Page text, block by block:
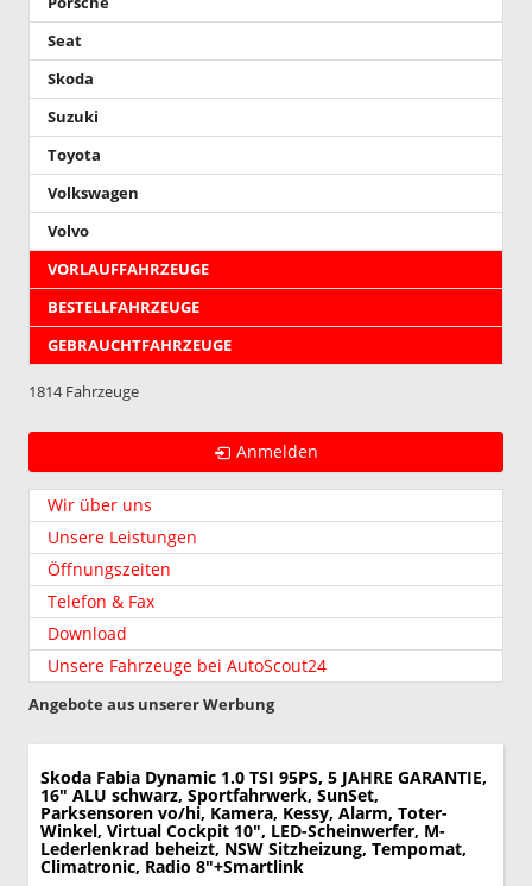
Seat
Skoda
Suzuki
Toyota
Volkswagen
Volvo
VORLAUFFAHRZEUGE
BESTELLFAHRZEUGE
GEBRAUCHTFAHRZEUGE
1814 Fahrzeuge
Anmelden
Wir über uns
Unsere Leistungen
Öffnungszeiten
Telefon & Fax
Download
Unsere Fahrzeuge bei AutoScout24
Angebote aus unserer Werbung
Skoda Fabia Dynamic 1.0 TSI 95PS, 5 JAHRE GARANTIE,
16" ALU schwarz, Sportfahrwerk, SunSet,
Parksensoren vo/hi, Kamera, Kessy, Alarm, Toter-
Winkel, Virtual Cockpit 10", LED-Scheinwerfer, M-
Lederlenkrad beheizt, NSW Sitzheizung, Tempomat,
Climatronic, Radio 8"+Smartlink